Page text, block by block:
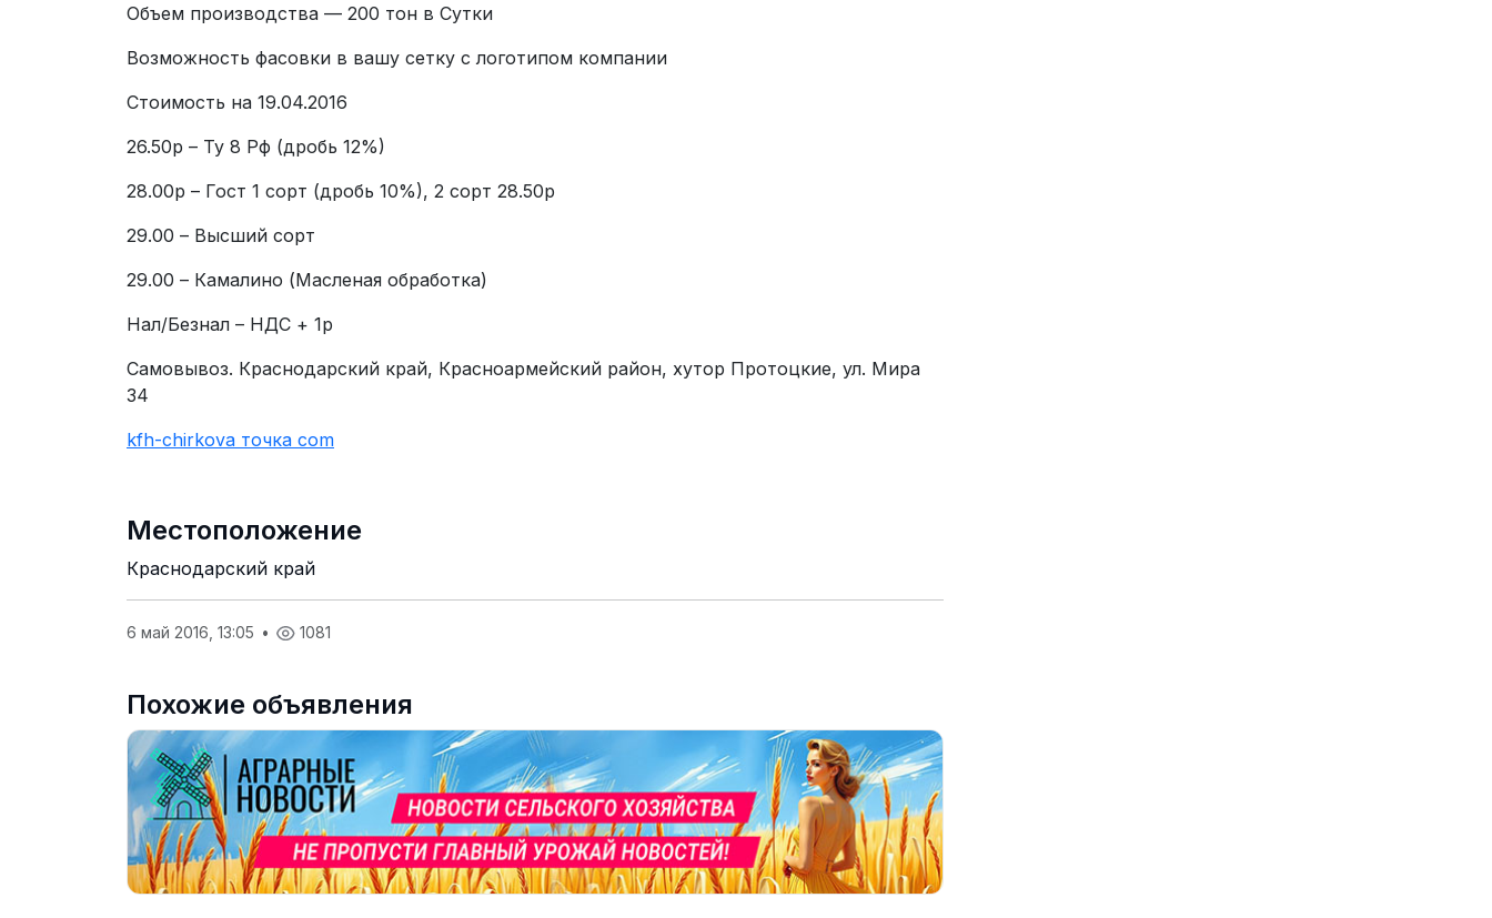
Объем производства — 200 тон в Сутки
Возможность фасовки в вашу сетку с логотипом компании
Стоимость на 19.04.2016
26.50р – Ту 8 Рф (дробь 12%)
28.00р – Гост 1 сорт (дробь 10%), 2 сорт 28.50р
29.00 – Высший сорт
29.00 – Камалино (Масленая обработка)
Нал/Безнал – НДС + 1р
Самовывоз. Краснодарский край, Красноармейский район, хутор Протоцкие, ул. Мира
34
kfh-chirkova точка com
Местоположение
Краснодарский край
6 май 2016, 13:05 • 1081
Похожие объявления